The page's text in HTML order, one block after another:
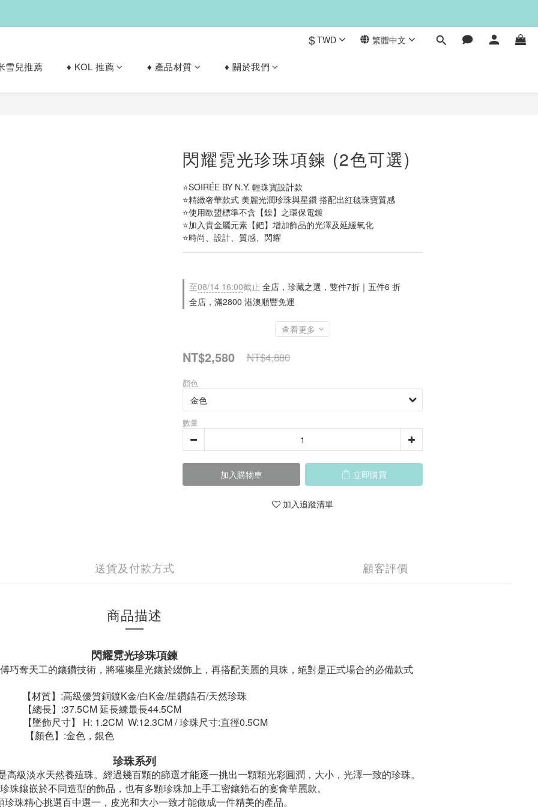
$TWD 繁體中文
雪兒推薦 ♦︎ KOL 推薦 ♦︎ 產品材質 ♦︎ 關於我們
閃耀霓光珍珠項鍊 (2色可選)
⭐SOIRÉE BY N.Y. 輕珠寶設計款
⭐精緻奢華款式 美麗光潤珍珠與星鑽 搭配出紅毯珠寶質感
⭐使用歐盟標準不含【鎳】之環保電鍍
⭐加入貴金屬元素【鈀】增加飾品的光澤及延緩氧化
⭐時尚、設計、質感、閃耀
至08/14 16:00截止 全店，珍藏之選，雙件7折｜五件6 折
全店，滿2800 港澳順豐免運
查看更多
NT$2,580 NT$4,880
顏色
數量
加入購物車 立即購買
加入追蹤清單
送貨及付款方式 顧客評價
商品描述
閃耀霓光珍珠項鍊
巧奪天工的鑲鑽技術，將璀璨星光鑲於綴飾上，再搭配美麗的貝珠，絕對是正式場合的必備款式
【材質】:高級優質銅鍍K金/白K金/星鑽鋯石/天然珍珠
【總長】:37.5CM 延長練最長44.5CM
墜飾尺寸】 H: 1.2CM W:12.3CM / 珍珠尺寸:直徑0.5CM
【顏色】:金色，銀色
珍珠系列
高級淡水天然養殖珠。經過幾百顆的篩選才能逐一挑出一顆顆光彩圓潤，大小，光澤一致的珍珠。
珠鑲嵌於不同造型的飾品，也有多顆珍珠加上手工密鑲鋯石的宴會華麗款。
珍珠精心挑選百中選一，皮光和大小一致才能做成一件精美的產品。